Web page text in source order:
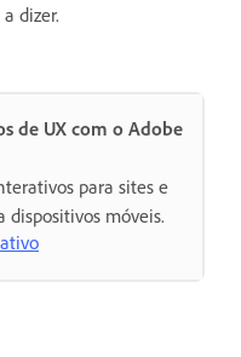
dizer.
de UX com o Adobe
para sites e
dispositivos móveis.